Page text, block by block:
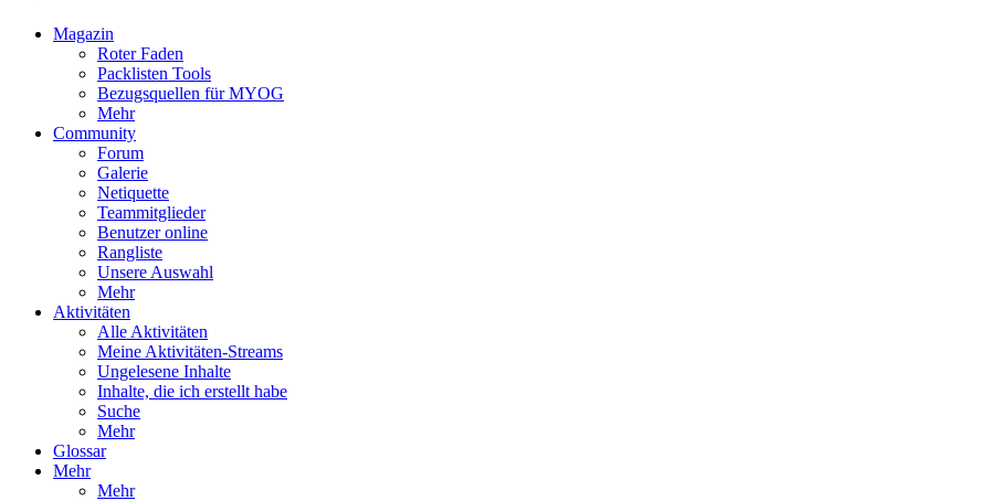
Magazin
Roter Faden
Packlisten Tools
Bezugsquellen für MYOG
Mehr
Community
Forum
Galerie
Netiquette
Teammitglieder
Benutzer online
Rangliste
Unsere Auswahl
Mehr
Aktivitäten
Alle Aktivitäten
Meine Aktivitäten-Streams
Ungelesene Inhalte
Inhalte, die ich erstellt habe
Suche
Mehr
Glossar
Mehr
Mehr